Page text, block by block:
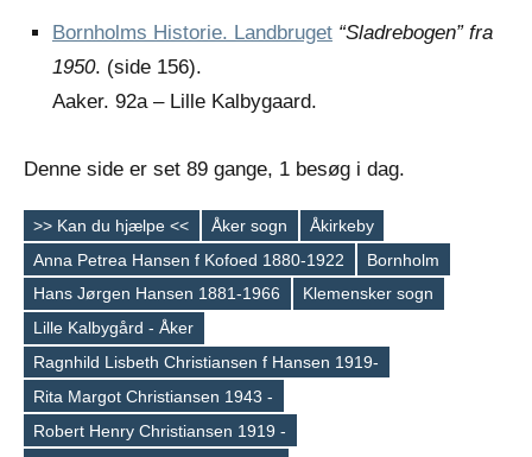
Bornholms Historie. Landbruget “Sladrebogen” fra
1950. (side 156).
Aaker. 92a – Lille Kalbygaard.
Denne side er set 89 gange, 1 besøg i dag.
Tags
>> Kan du hjælpe << Åker sogn
Åkirkeby
Anna Petrea Hansen f Kofoed 1880-1922
Bornholm
Hans Jørgen Hansen 1881-1966
Klemensker sogn
Lille Kalbygård - Åker
Ragnhild Lisbeth Christiansen f Hansen 1919-
Rita Margot Christiansen 1943 -
Robert Henry Christiansen 1919 -